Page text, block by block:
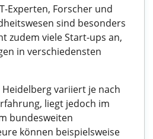
Experten, Forscher und
sind besonders
zudem viele Start-ups an,
in verschiedensten
variiert je nach
liegt jedoch im
bundesweiten
können beispielsweise